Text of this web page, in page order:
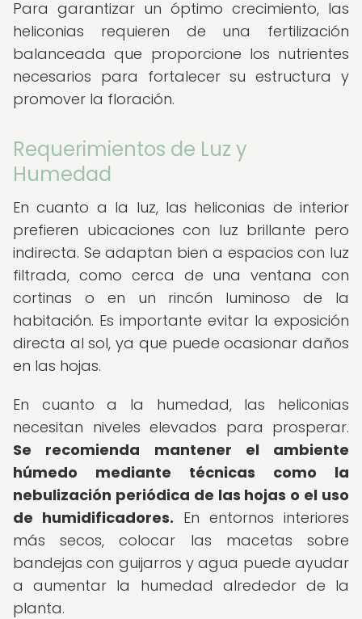
Para garantizar un óptimo crecimiento, las
heliconias requieren de una fertilización
balanceada que proporcione los nutrientes
necesarios para fortalecer su estructura y
promover la floración.
Requerimientos de Luz y
Humedad
En cuanto a la luz, las heliconias de interior
prefieren ubicaciones con luz brillante pero
indirecta. Se adaptan bien a espacios con luz
filtrada, como cerca de una ventana con
cortinas o en un rincón luminoso de la
habitación. Es importante evitar la exposición
directa al sol, ya que puede ocasionar daños
en las hojas.
En cuanto a la humedad, las heliconias
necesitan niveles elevados para prosperar.
Se recomienda mantener el ambiente
húmedo mediante técnicas como la
nebulización periódica de las hojas o el uso
de humidificadores. En entornos interiores
más secos, colocar las macetas sobre
bandejas con guijarros y agua puede ayudar
a aumentar la humedad alrededor de la
planta.